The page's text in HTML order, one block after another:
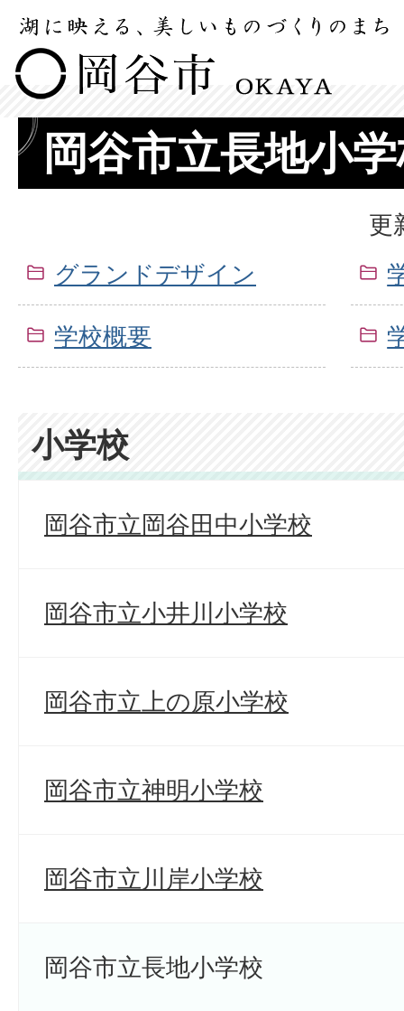
岡谷市立長地小
更
グランドデザイン
学校概要
小学校
岡谷市立岡谷田中小学校
岡谷市立小井川小学校
岡谷市立上の原小学校
岡谷市立神明小学校
岡谷市立川岸小学校
岡谷市立長地小学校